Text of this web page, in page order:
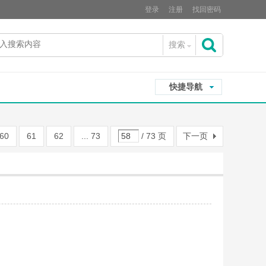
登录 注册 找回密码
搜索
快捷导航
60 61 62 ... 73 / 73 页 下一页